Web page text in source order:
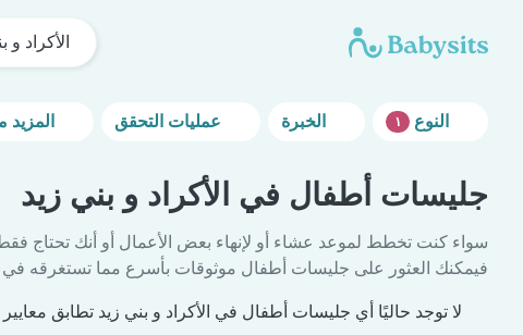
الأكراد و
١ المزيد من خيارات التصفية
جليسات أطفال في الأكراد و بني زيد
سواء كنت تخطط لموعد عشاء أو لإنهاء بعض الأعمال أو أنك تحتاج
فيمكنك العثور على جليسات أطفال موثوقات بأسرع مما تستغرقه في
لا توجد حاليًا أي جليسات أطفال في الأكراد و بني زيد تطابق